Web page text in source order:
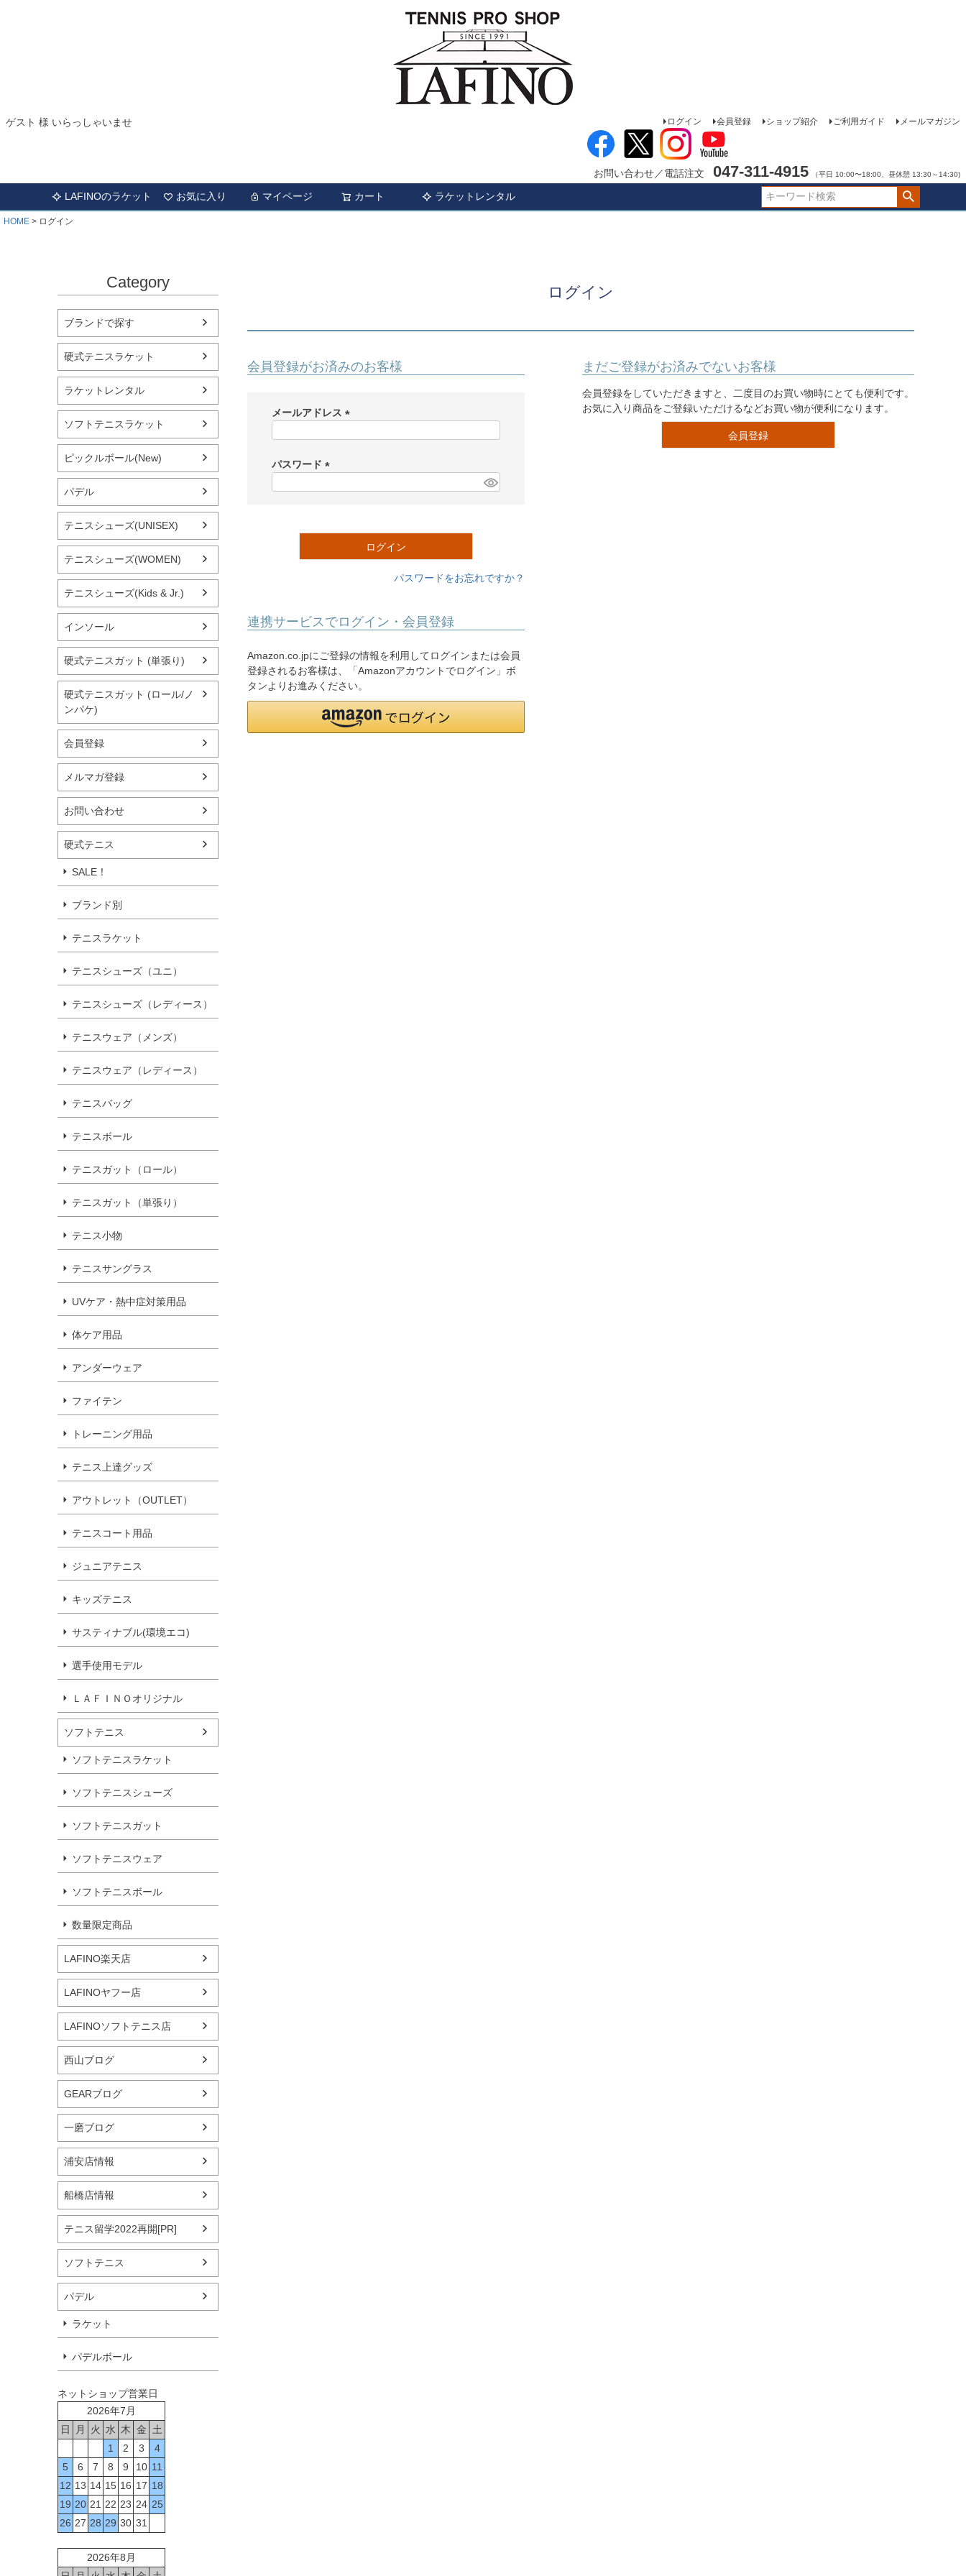
ゲスト 様 いらっしゃいませ ログイン 会員登録 ショップ紹介 ご利用ガイド メールマガジン
お問い合わせ／電話注文 047-311-4915 （平日 10:00〜18:00、昼休憩 13:30～14:30)
LAFINOのラケット お気に入り マイページ カート ラケットレンタル
HOME ログイン
Category
ブランドで探す
硬式テニスラケット
ラケットレンタル
ソフトテニスラケット
ピックルボール(New)
パデル
テニスシューズ(UNISEX)
テニスシューズ(WOMEN)
テニスシューズ(Kids & Jr.)
インソール
硬式テニスガット (単張り)
硬式テニスガット (ロール/ノ
ンパケ)
会員登録
メルマガ登録
お問い合わせ
硬式テニス
SALE！
ブランド別
テニスラケット
テニスシューズ（ユニ）
テニスシューズ（レディース）
テニスウェア（メンズ）
テニスウェア（レディース）
テニスバッグ
テニスボール
テニスガット（ロール）
テニスガット（単張り）
テニス小物
テニスサングラス
UVケア・熱中症対策用品
体ケア用品
アンダーウェア
ファイテン
トレーニング用品
テニス上達グッズ
アウトレット（OUTLET）
テニスコート用品
ジュニアテニス
キッズテニス
サスティナブル(環境エコ)
選手使用モデル
ＬＡＦＩＮＯオリジナル
ソフトテニス
ソフトテニスラケット
ソフトテニスシューズ
ソフトテニスガット
ソフトテニスウェア
ソフトテニスボール
数量限定商品
LAFINO楽天店
LAFINOヤフー店
LAFINOソフトテニス店
西山ブログ
GEARブログ
一磨ブログ
浦安店情報
船橋店情報
テニス留学2022再開[PR]
ソフトテニス
パデル
ラケット
パデルボール
ネットショップ営業日
2026年7月
日
月 火 水 木 金
土
1
2 3
4
5
6 7 8 9 10 11
12 13 14 15 16 17 18
19 20 21 22 23 24 25
26 27 28 29 30 31
2026年8月
ログイン
会員登録がお済みのお客様
メールアドレス
)
パスワード
ログイン
パスワードをお忘れですか？
連携サービスでログイン・会員登録
Amazon.co.jpにご登録の情報を利用してログインまたは会員
登録されるお客様は、「Amazonアカウントでログイン」ボ
タンよりお進みください。
まだご登録がお済みでないお客様
会員登録をしていただきますと、二度目のお買い物時にとても便利です。
お気に入り商品をご登録いただけるなどお買い物が便利になります。
会員登録